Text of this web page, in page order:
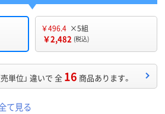
￥496.4 ×5組
￥2,482 (税込)
売単位」 違いで 全 16 商品あります。
て見る